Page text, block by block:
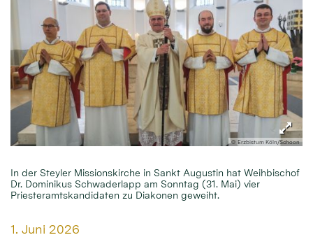
© Erzbistum Köln/Schoon
In der Steyler Missionskirche in Sankt Augustin hat Weihbischof
Dr. Dominikus Schwaderlapp am Sonntag (31. Mai) vier
Priesteramtskandidaten zu Diakonen geweiht.
Datum:
1. Juni 2026